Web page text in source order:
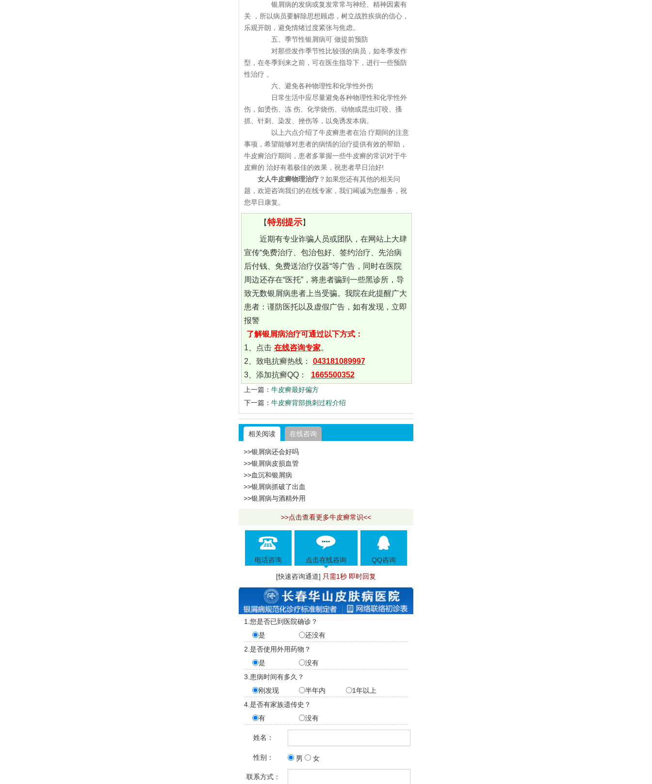
银屑病的发病或复发常常与神经、精神因素有
关 ，所以病员要解除思想顾虑，树立战胜疾病的信心，
乐观开朗，避免情绪过度紧张与焦虑。
五、季节性银屑病可 做提前预防
对那些发作季节性比较强的病员，如冬季发作
型，在冬季到来之前，可在医生指导下，进行一些预防
性治疗 。
六、避免各种物理性和化学性外伤
日常生活中应尽量避免各种物理性和化学性外
伤，如烫伤、冻 伤、化学烧伤、动物或昆虫叮咬、搔
抓、针刺、染发、挫伤等，以免诱发本病。
以上六点介绍了牛皮癣患者在治 疗期间的注意
事项，希望能够对患者的病情的治疗提供有效的帮助，
牛皮癣治疗期间，患者多掌握一些牛皮癣的常识对于牛
皮癣的 治好有着极佳的效果，祝患者早日治好!
女人牛皮癣物理治疗 ？如果您还有其他的相关问
题，欢迎咨询我们的在线专家，我们竭诚为您服务，祝
您早日康复。
【特别提示】
近期有专业诈骗人员或团队，在网站上大肆
宣传“免费治疗、包治包好、签约治疗、先治病
后付钱、免费送治疗仪器“等广告，同时在医院
周边还存在“医托”，将患者骗到一些黑诊所，导
致无数银屑病患者上当受骗。我院在此提醒广大
患者：谨防医托以及虚假广告，如有发现，立即
报警
了解银屑病治疗可通过以下方式：
1、点击 在线咨询专家。
2、致电抗癣热线：
043181089997
3、添加抗癣QQ：
1665500352
上一篇： 牛皮癣最好偏方
下一篇： 牛皮癣背部挑刺过程介绍
相关阅读 在线咨询
>>银屑病还会好吗
>>银屑病皮损血管
>>血沉和银屑病
>>银屑病抓破了出血
>>银屑病与酒精外用
>>点击查看更多牛皮癣常识<<
电话咨询 点击在线咨询 QQ咨询
[快速咨询通道] 只需1秒 即时回复
1.您是否已到医院确诊？
是
还没有
2.是否使用外用药物？
是
没有
3.患病时间有多久？
刚发现
半年内
1年以上
4.是否有家族遗传史？
有
没有
姓名：
性别： 男 女
联系方式：